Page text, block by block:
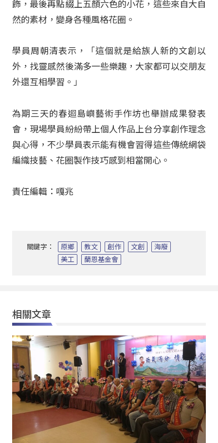
飾，最後再點綴上五顏六色的小花，這些來自大自
然的素材，變身各種風格花圈。
學員周朝清表示，「這個就是給族人新的文創以
外，找靈感然後滿多一些樂趣，大家都可以交朋友
外還互相學習。」
為期三天的春迴島嶼藝術手作坊也舉辦成果發表
會，現場學員紛紛帶上個人作品上台分享創作理念
與心得，不少學員表示能有機會習得這些傳統網袋
編織技藝、花圈製作技巧感到相當開心。
責任編輯：嘎兆
關鍵字： 原鄉 教文 創作 文創
海廢
美工
蘭恩基金會
相關文章